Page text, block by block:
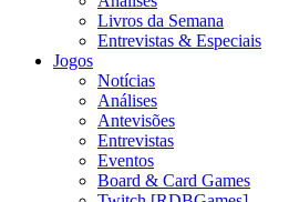
Livros da Semana
Entrevistas & Especiais
Jogos
Notícias
Análises
Antevisões
Entrevistas
Eventos
Board & Card Games